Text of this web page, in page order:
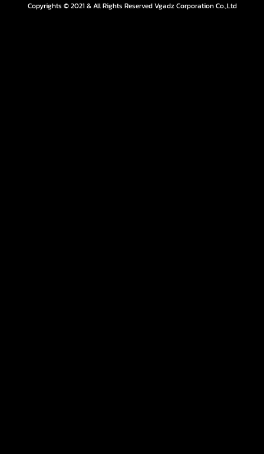
Copyrights © 2021 & All Rights Reserved Vgadz Corporation Co.,Ltd